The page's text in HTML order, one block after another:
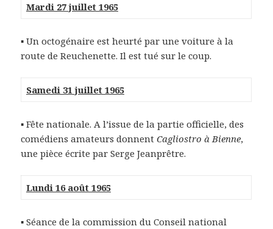
Mardi 27 juillet 1965
▪ Un octogénaire est heurté par une voiture à la
route de Reuchenette. Il est tué sur le coup.
Samedi 31 juillet 1965
▪ Fête nationale. A l’issue de la partie officielle, des
comédiens amateurs donnentCagliostro à Bienne,
une pièce écrite par Serge Jeanprêtre.
Lundi 16 août 1965
▪ Séance de la commission du Conseil national